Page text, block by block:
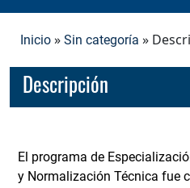
Inicio » Sin categoría »
Descripción
El programa de
y Normalización Técnica fue